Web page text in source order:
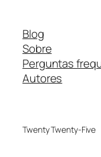
Blog
Sobre
Perguntas
Autores
Twenty Twenty-Five